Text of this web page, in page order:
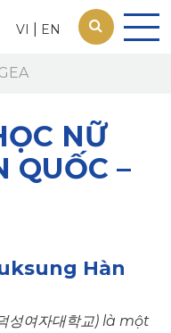
VI EN
NỮ
QUỐC –
Hàn
성여자대학교) là một